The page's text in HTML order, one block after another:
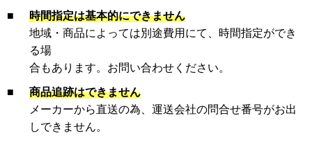
■
時間指定は基本的にできません
地域・商品によっては別途費用にて、時間指定ができ
る場
合もあります。お問い合わせください。
■
商品追跡はできません
メーカーから直送の為、運送会社の問合せ番号がお出
しできません。